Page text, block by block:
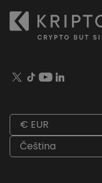
€ EUR
Čeština